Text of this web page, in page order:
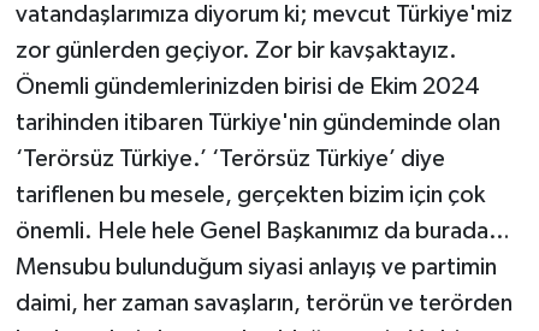
vatandaşlarımıza diyorum ki; mevcut Türkiye'miz
zor günlerden geçiyor. Zor bir kavşaktayız.
Önemli gündemlerinizden birisi de Ekim 2024
tarihinden itibaren Türkiye'nin gündeminde olan
‘Terörsüz Türkiye.’ ‘Terörsüz Türkiye’ diye
tariflenen bu mesele, gerçekten bizim için çok
önemli. Hele hele Genel Başkanımız da burada…
Mensubu bulunduğum siyasi anlayış ve partimin
daimi, her zaman savaşların, terörün ve terörden